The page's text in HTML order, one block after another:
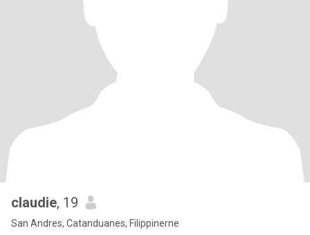
claudie, 19
San Andres, Catanduanes, Filippinerne